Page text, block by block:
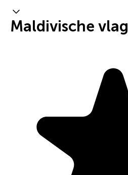
Maldivische vlag